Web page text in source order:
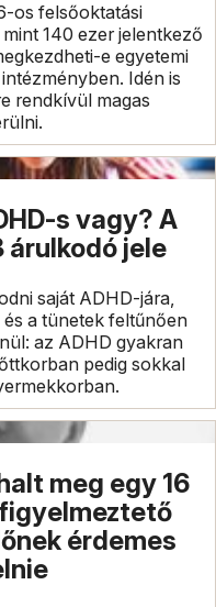
os felsőoktatási
140 ezer jelentkező
e egyetemi
Idén is
rendkívül magas
s vagy? A
árulkodó jele
saját ADHD-jára,
a tünetek feltűnően
az ADHD gyakran
pedig sokkal
meg egy 16
érdemes